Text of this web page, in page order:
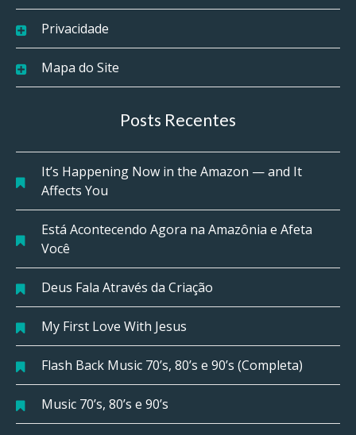
Privacidade
Mapa do Site
Posts Recentes
It’s Happening Now in the Amazon — and It
Affects You
Está Acontecendo Agora na Amazônia e Afeta
Você
Deus Fala Através da Criação
My First Love With Jesus
Flash Back Music 70’s, 80’s e 90’s (Completa)
Music 70’s, 80’s e 90’s